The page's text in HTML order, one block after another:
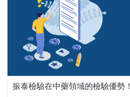
振泰檢驗在中藥領域的檢驗優勢！